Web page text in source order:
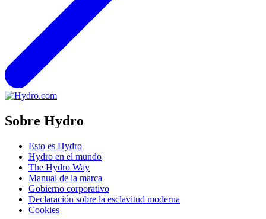
Sobre Hydro
Esto es Hydro
Hydro en el mundo
The Hydro Way
Manual de la marca
Gobierno corporativo
Declaración sobre la esclavitud moderna
Cookies